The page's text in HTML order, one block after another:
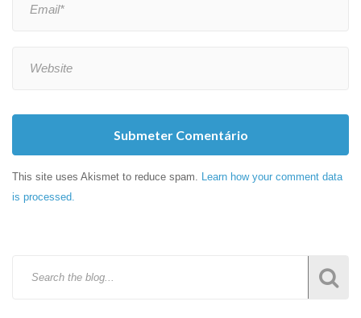
Submeter Comentário
This site uses Akismet to reduce spam. Learn how your comment data
is processed.